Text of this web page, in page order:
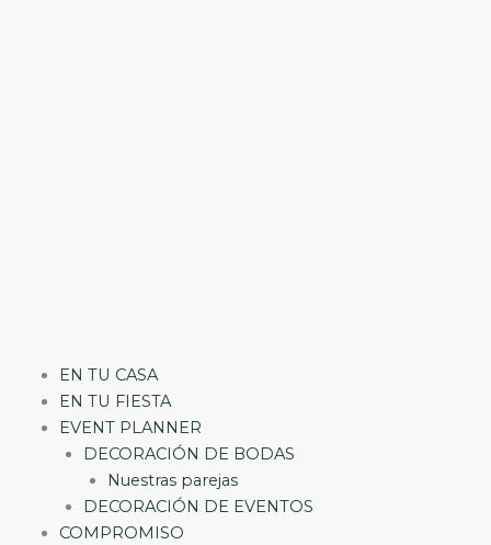
EN TU CASA
EN TU FIESTA
EVENT PLANNER
DECORACIÓN DE BODAS
Nuestras parejas
DECORACIÓN DE EVENTOS
COMPROMISO